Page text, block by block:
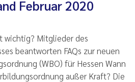
Februar 2020
wichtig? Mitglieder des
beantworten FAQs zur neuen
(WBO) für Hessen Wann
außer Kraft? Die